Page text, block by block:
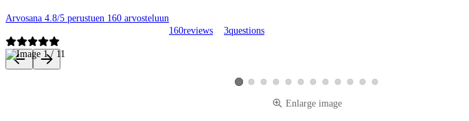
Arvosana 4.8/5 perustuen 160 arvosteluun
160reviews 3questions
Product images and videos
View product image 1
View product image 2
View product image 3
View product image 4
View product image 5
View product image 6
View product image 7
View product image 8
View product image 9
View product image 10
View product image 11
View product image 12
Enlarge image